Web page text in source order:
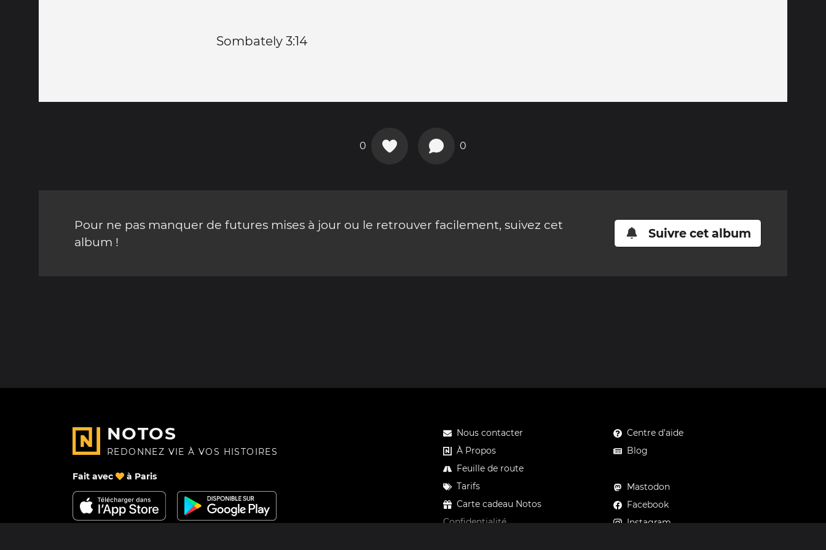
Sombately 3:14
0 0
Pour ne pas manquer de futures mises à jour ou le retrouver facilement, suivez cet
album !
Suivre cet album
NOTOS
REDONNEZ VIE À VOS HISTOIRES
Fait avec à Paris
Nous contacter
À Propos
Feuille de route
Tarifs
Carte cadeau Notos
Confidentialité
Centre d'aide
Blog
Mastodon
Facebook
Instagram